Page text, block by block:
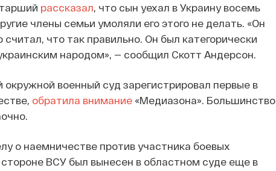
рассказал, что сын уехал в Украину восемь
члены семьи умоляли его этого не делать. «Он
что так правильно. Он был категорически
народом», — сообщил Скотт Андерсон.
военный суд зарегистрировал первые в
обратила внимание«Медиазона». Большинство
о наемничестве против участника боевых
стороне ВСУ был вынесен в областном суде еще в